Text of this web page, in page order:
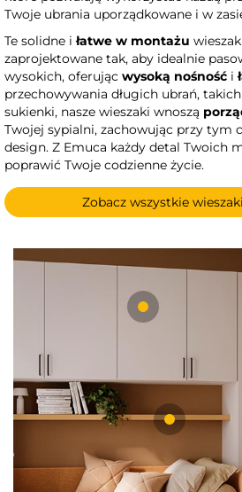
Twoje ubrania uporządkowane i w
Te solidne iłatwe w montażu
zaprojektowane tak, aby idealnie
wysokich, oferując wysoką nośność i
przechowywania długich ubrań, takich
sukienki, nasze wieszaki wnoszą
Twojej sypialni, zachowując przy tym
design. Z Emuca każdy detal Twoich
poprawić Twoje codzienne życie.
Zobacz wszystkie